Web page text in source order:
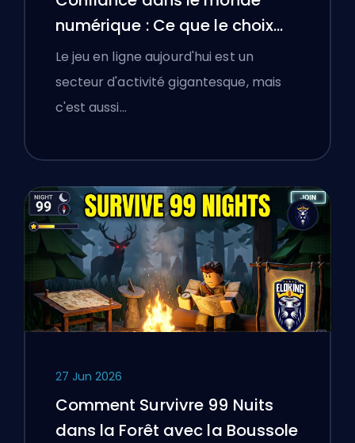
numérique : Ce que le choix
d'une plateforme de boosting
a appris aux joueurs polonais
sur la vérification des services
Le jeu en ligne aujourd'hui est un
secteur d'activité gigantesque, mais
c'est aussi…
27 Jun 2026
Comment Survivre 99 Nuits
dans la Forêt avec la Boussole